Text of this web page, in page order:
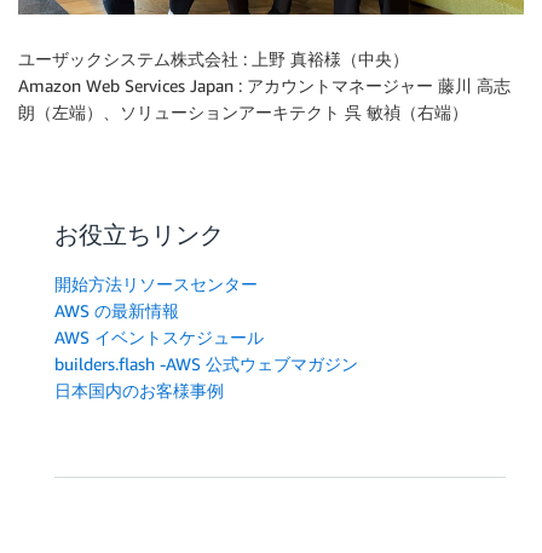
ユーザックシステム株式会社 : 上野 真裕様（中央）
Amazon Web Services Japan : アカウントマネージャー 藤川 高志
朗（左端）、ソリューションアーキテクト 呉 敏禎（右端）
お役立ちリンク
開始方法リソースセンター
AWS の最新情報
AWS イベントスケジュール
builders.flash -AWS 公式ウェブマガジン
日本国内のお客様事例